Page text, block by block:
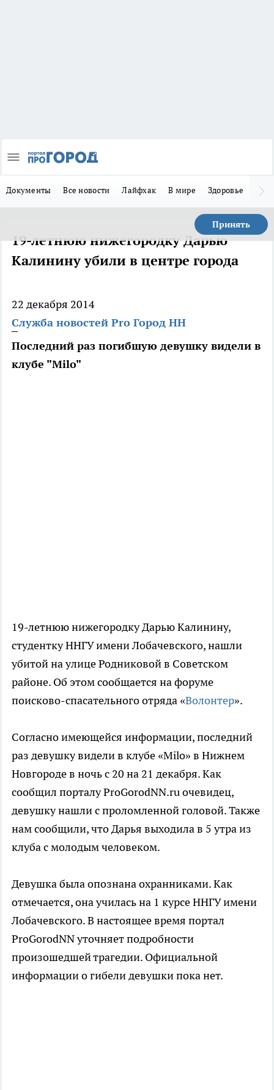
Документы Все новости Лайфхак В мире Здоровье
Принять
19-летнюю нижегородку Дарью
Калинину убили в центре города
22 декабря 2014
Служба новостей Pro Город НН
Последний раз погибшую девушку видели в
клубе "Milo"
19-летнюю нижегородку Дарью Калинину,
студентку ННГУ имени Лобачевского, нашли
убитой на улице Родниковой в Советском
районе. Об этом сообщается на форуме
поисково-спасательного отряда «Волонтер».
Согласно имеющейся информации, последний
раз девушку видели в клубе «Milo» в Нижнем
Новгороде в ночь с 20 на 21 декабря. Как
сообщил порталу ProGorodNN.ru очевидец,
девушку нашли с проломленной головой. Также
нам сообщили, что Дарья выходила в 5 утра из
клуба с молодым человеком.
Девушка была опознана охранниками. Как
отмечается, она училась на 1 курсе ННГУ имени
Лобачевского. В настоящее время портал
ProGorodNN уточняет подробности
произошедшей трагедии. Официальной
информации о гибели девушки пока нет.